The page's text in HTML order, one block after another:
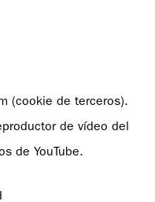
(cookie de terceros).
de vídeo del
de YouTube.